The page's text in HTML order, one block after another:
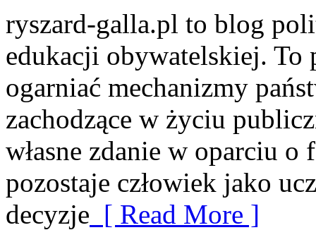
ryszard-galla.pl to blog
edukacji obywatelskiej. To
ogarniać mechanizmy
zachodzące w życiu
własne zdanie w oparciu
pozostaje człowiek jako
decyzje [ Read More ]